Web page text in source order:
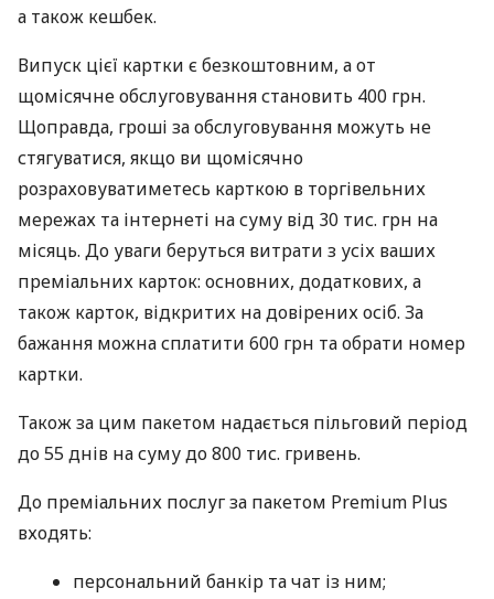
а також кешбек.
Випуск цієї картки є безкоштовним, а от
щомісячне обслуговування становить 400 грн.
Щоправда, гроші за обслуговування можуть не
стягуватися, якщо ви щомісячно
розраховуватиметесь карткою в торгівельних
мережах та інтернеті на суму від 30 тис. грн на
місяць. До уваги беруться витрати з усіх ваших
преміальних карток: основних, додаткових, а
також карток, відкритих на довірених осіб. За
бажання можна сплатити 600 грн та обрати номер
картки.
Також за цим пакетом надається пільговий період
до 55 днів на суму до 800 тис. гривень.
До преміальних послуг за пакетом Premium Plus
входять:
персональний банкір та чат із ним;